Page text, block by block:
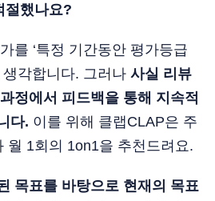
절했나요?
를 ‘특정 기간동안 평가등급
생각합니다. 그러나 사실 리뷰
정에서 피드백을 통해 지속적
다. 이를 위해 클랩CLAP은 주
월 1회의 1on1을 추천드려요.
목표를 바탕으로 현재의 목표